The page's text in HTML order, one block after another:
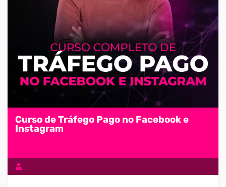
Curso de Tráfego Pago no Facebook e
Instagram